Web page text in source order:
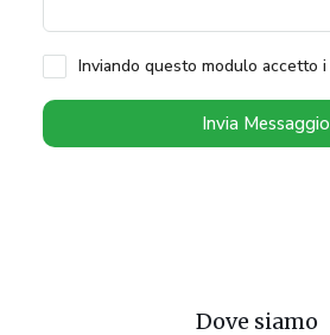
Inviando questo modulo accetto i
Invia Messaggio
Dove siamo